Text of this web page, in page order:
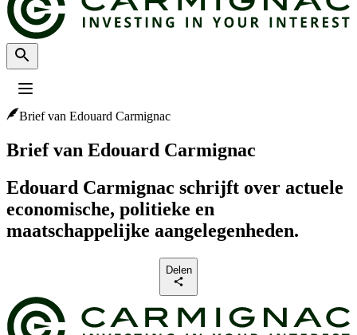
Profiel: Select a profil
Het Professionele beleggers profiel is momenteel geselecteerd.
Particulier
Voor individuele beleggers die willen beleggen of kennis willen maken
met de beleggingen en diensten van Carmignac.
Voor financiële tussenpersonen of institutionele beleggers die op zoek
zijn naar inzichten en beleggingsoplossing.
Brief van Edouard Carmignac
Brief van Edouard Carmignac
Edouard Carmignac schrijft over actuele
economische, politieke en
maatschappelijke aangelegenheden.
Delen